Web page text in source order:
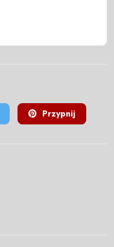
Przypnij